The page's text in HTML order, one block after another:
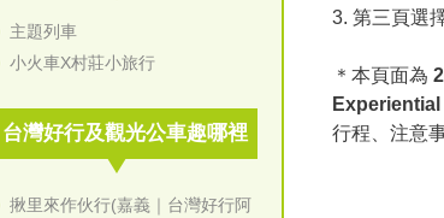
主題列車
小火車X村莊小旅行
台灣好行及觀光公車趣哪裡
揪里來作伙行(嘉義｜台灣好行阿
3. 第三頁選
＊本頁面為
Experiential
行程、注意